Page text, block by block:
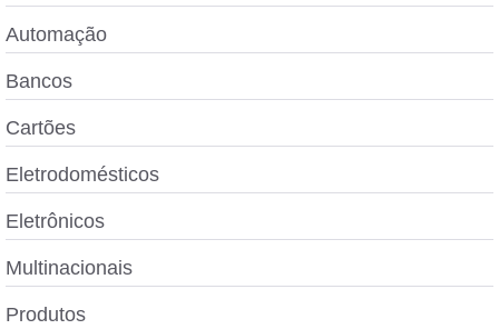
Automação
Bancos
Cartões
Eletrodomésticos
Eletrônicos
Multinacionais
Produtos